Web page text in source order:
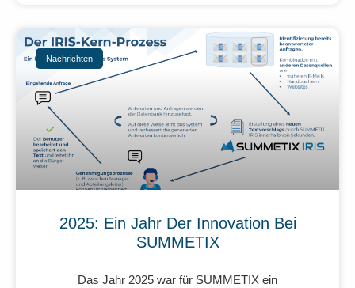
Nachrichten
2025: Ein Jahr Der Innovation Bei
SUMMETIX
Das Jahr 2025 war für SUMMETIX ein